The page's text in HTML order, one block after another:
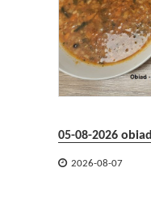
05-08-2026 obiad
 2026-08-07